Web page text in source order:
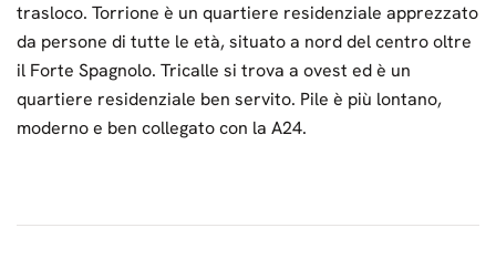
trasloco. Torrione è un quartiere residenziale apprezzato
da persone di tutte le età, situato a nord del centro oltre
il Forte Spagnolo. Tricalle si trova a ovest ed è un
quartiere residenziale ben servito. Pile è più lontano,
moderno e ben collegato con la A24.